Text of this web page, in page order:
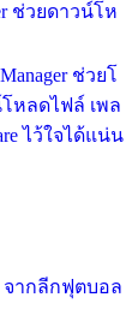
ช่วยดาวน์โห
ช่วยโ
หลดไฟล์ เพล
ไว้ใจได้แน่น
จากลีกฟุตบอล